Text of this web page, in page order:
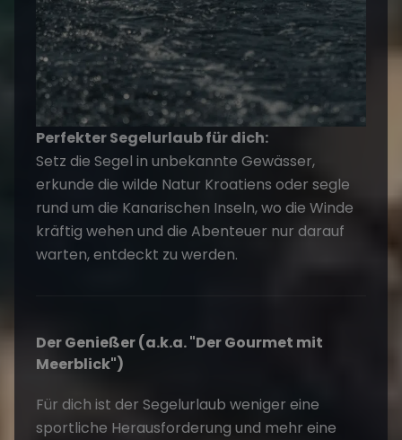
Perfekter Segelurlaub für dich:
Setz die Segel in unbekannte Gewässer,
erkunde die wilde Natur Kroatiens oder segle
rund um die Kanarischen Inseln, wo die Winde
kräftig wehen und die Abenteuer nur darauf
warten, entdeckt zu werden.
Der Genießer (a.k.a. "Der Gourmet mit
Meerblick")
Für dich ist der Segelurlaub weniger eine
sportliche Herausforderung und mehr eine